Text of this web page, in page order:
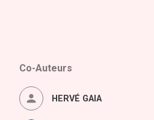
Co-Auteurs
HERVÉ GAIA